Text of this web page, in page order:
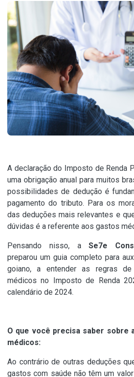
A declaração do Imposto de Renda
uma obrigação anual para muitos
possibilidades de dedução é
pagamento do tributo. Para os
das deduções mais relevantes e
dúvidas é a referente aos gastos
Pensando nisso, aSe7e
preparou um guia completo para
goiano, a entender as regras
médicos no Imposto de Renda
calendário de 2024.
O que você precisa saber sobre
médicos:
Ao contrário de outras deduções
gastos com saúde não têm um